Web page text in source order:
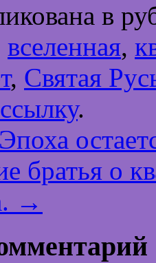
в
вселенная,
, Святая
.
братья о
→